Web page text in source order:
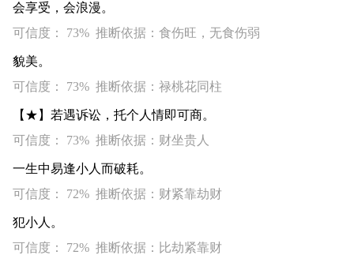
会享受，会浪漫。
可信度： 73% 推断依据：食伤旺，无食伤弱
貌美。
可信度： 73% 推断依据：禄桃花同柱
【★】若遇诉讼，托个人情即可商。
可信度： 73% 推断依据：财坐贵人
一生中易逢小人而破耗。
可信度： 72% 推断依据：财紧靠劫财
犯小人。
可信度： 72% 推断依据：比劫紧靠财